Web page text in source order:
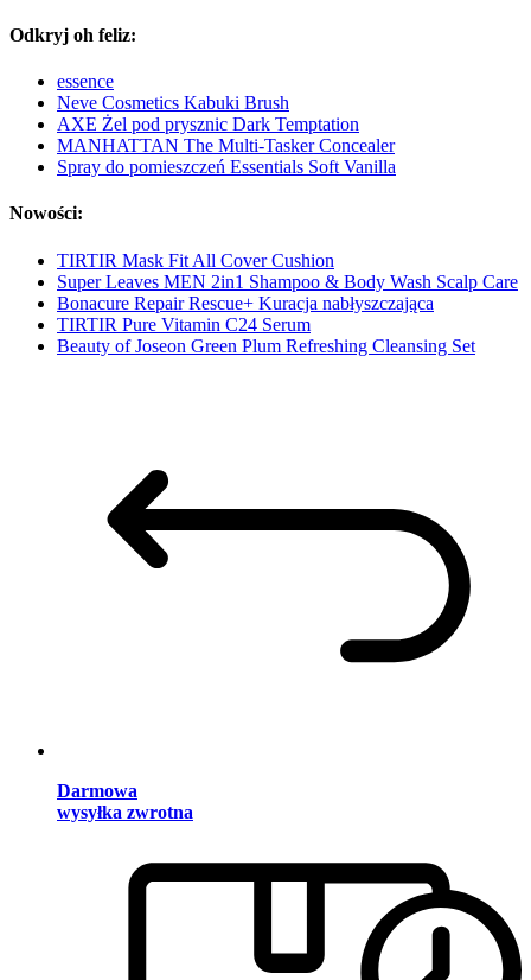
Odkryj oh feliz:
essence
Neve Cosmetics Kabuki Brush
AXE Żel pod prysznic Dark Temptation
MANHATTAN The Multi-Tasker Concealer
Spray do pomieszczeń Essentials Soft Vanilla
Nowości:
TIRTIR Mask Fit All Cover Cushion
Super Leaves MEN 2in1 Shampoo & Body Wash Scalp Care
Bonacure Repair Rescue+ Kuracja nabłyszczająca
TIRTIR Pure Vitamin C24 Serum
Beauty of Joseon Green Plum Refreshing Cleansing Set
Darmowa
wysyłka zwrotna